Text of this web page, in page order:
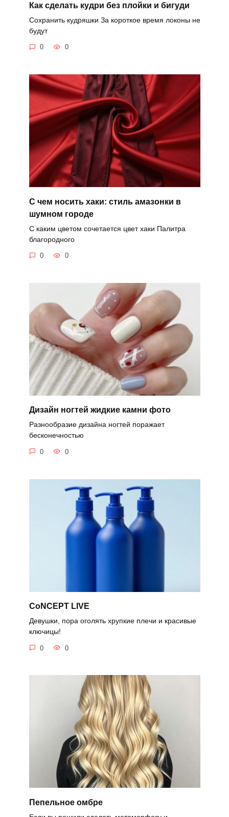
Как сделать кудри без плойки и бигуди
Сохранить кудряшки За короткое время локоны не
будут
0 0
С чем носить хаки: стиль амазонки в
шумном городе
С каким цветом сочетается цвет хаки Палитра
благородного
0 0
Дизайн ногтей жидкие камни фото
Разнообразие дизайна ногтей поражает
бесконечностью
0 0
CoNCEPT LIVE
Девушки, пора оголять хрупкие плечи и красивые
ключицы!
0 0
Пепельное омбре